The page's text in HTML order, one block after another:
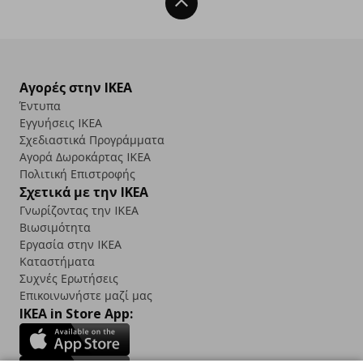
Back To Top
Αγορές στην IKEA
Έντυπα
Εγγυήσεις IKEA
Σχεδιαστικά Προγράμματα
Αγορά Δωρoκάρτας IKEA
Πολιτική Επιστροφής
Σχετικά με την IKEA
Γνωρίζοντας την IKEA
Βιωσιμότητα
Εργασία στην IKEA
Καταστήματα
Συχνές Ερωτήσεις
Επικοινωνήστε μαζί μας
IKEA in Store App: